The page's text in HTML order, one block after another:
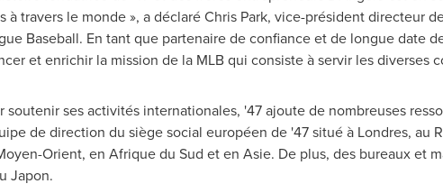
à travers le monde », a déclaréChris Park, vice-président directeur
Baseball. En tant que partenaire de confiance et de longue date
et enrichir la mission de la MLB qui consiste à servir les diverses
soutenir ses activités internationales, '47 ajoute de nombreuses
de direction du siège social européen de '47 situé à Londres,
Orient, en Afrique du Sud et en Asie. De plus, des bureaux et
Japon.